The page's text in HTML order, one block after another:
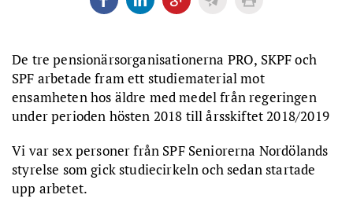
De tre pensionärsorganisationerna PRO, SKPF och
SPF arbetade fram ett studiematerial mot
ensamheten hos äldre med medel från regeringen
under perioden hösten 2018 till årsskiftet 2018/2019
Vi var sex personer från SPF Seniorerna Nordölands
styrelse som gick studiecirkeln och sedan startade
upp arbetet.